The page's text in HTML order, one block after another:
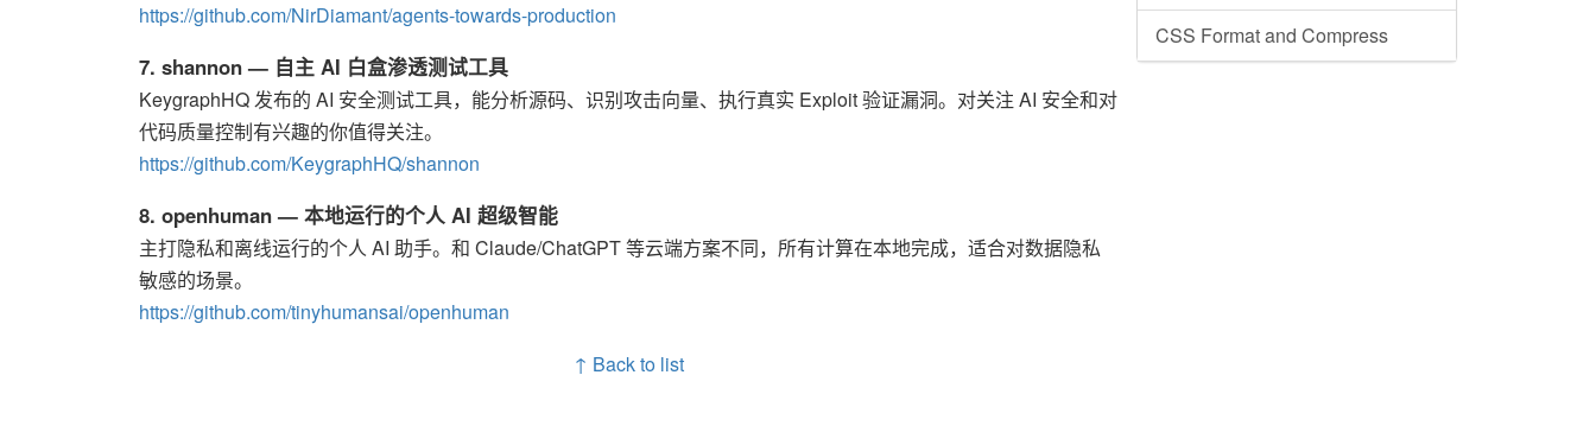
https://github.com/NirDiamant/agents-towards-production
7. shannon — 自主 AI 白盒渗透测试工具
KeygraphHQ 发布的 AI 安全测试工具，能分析源码、识别攻击向量、执行真实 Exploit 验证漏洞。对关注 AI 安全和对
代码质量控制有兴趣的你值得关注。
https://github.com/KeygraphHQ/shannon
8. openhuman — 本地运行的个人 AI 超级智能
主打隐私和离线运行的个人 AI 助手。和 Claude/ChatGPT 等云端方案不同，所有计算在本地完成，适合对数据隐私
敏感的场景。
https://github.com/tinyhumansai/openhuman
↑ Back to list
CSS Format and Compress